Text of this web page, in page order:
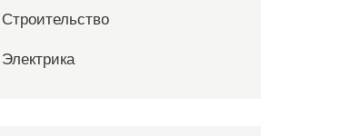
Строительство
Электрика